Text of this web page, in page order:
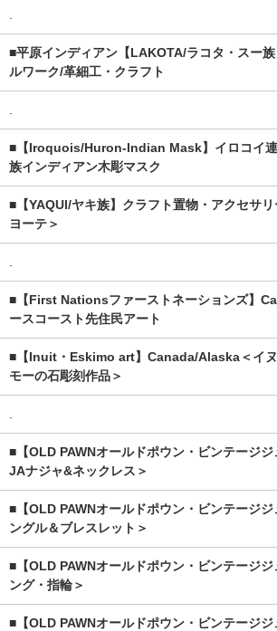
■平原インディアン【LAKOTA/ラコタ・スー
ルワーク/革細工・クラフト
■【Iroquois/Huron-Indian Mask】イロコイ
族インディアン木彫マスク
■【YAQUI/ヤキ族】クラフト置物・アクセサ
ヨーテ＞
■【First Nationsファーストネーションズ】
ースコースト先住民アート
■【Inuit・Eskimo art】Canada/Alaska＜イ
モーの石彫刻作品＞
■【OLD PAWNオールドポウン・ビンテージ
JAナジャ&ネックレス＞
■【OLD PAWNオールドポウン・ビンテージ
ングル＆ブレスレット＞
■【OLD PAWNオールドポウン・ビンテージジ
ング・指輪＞
■【OLD PAWNオールドポウン・ビンテージ